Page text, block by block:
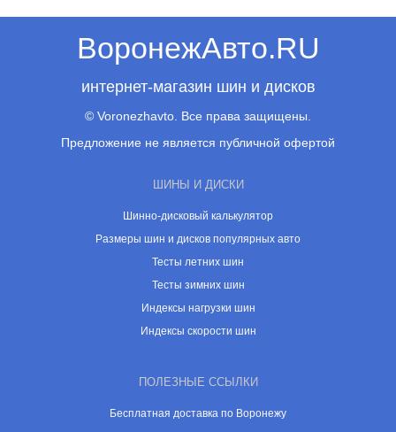
ВоронежАвто.RU
интернет-магазин шин и дисков
© Voronezhavto. Все права защищены.
Предложение не является публичной офертой
ШИНЫ И ДИСКИ
Шинно-дисковый калькулятор
Размеры шин и дисков популярных авто
Тесты летних шин
Тесты зимних шин
Индексы нагрузки шин
Индексы скорости шин
ПОЛЕЗНЫЕ ССЫЛКИ
Бесплатная доставка по Воронежу